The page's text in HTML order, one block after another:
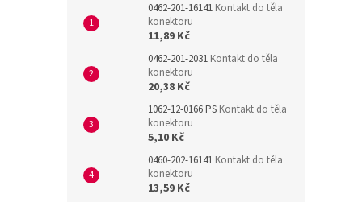
0462-201-16141 Kontakt do těla
konektoru
11,89 Kč
0462-201-2031 Kontakt do těla
konektoru
20,38 Kč
1062-12-0166 PS Kontakt do těla
konektoru
5,10 Kč
0460-202-16141 Kontakt do těla
konektoru
13,59 Kč